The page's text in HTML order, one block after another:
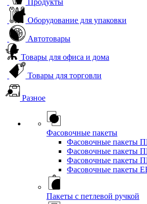
Продукты
Оборудование для упаковки
Автотовары
Товары для офиса и дома
Товары для торговли
Разное
Фасовочные пакеты
Фасовочные пакеты
Фасовочные пакеты
Фасовочные пакеты
Фасовочные пакеты
Пакеты с петлевой ручкой